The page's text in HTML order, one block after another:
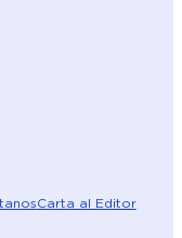
Carta al Editor